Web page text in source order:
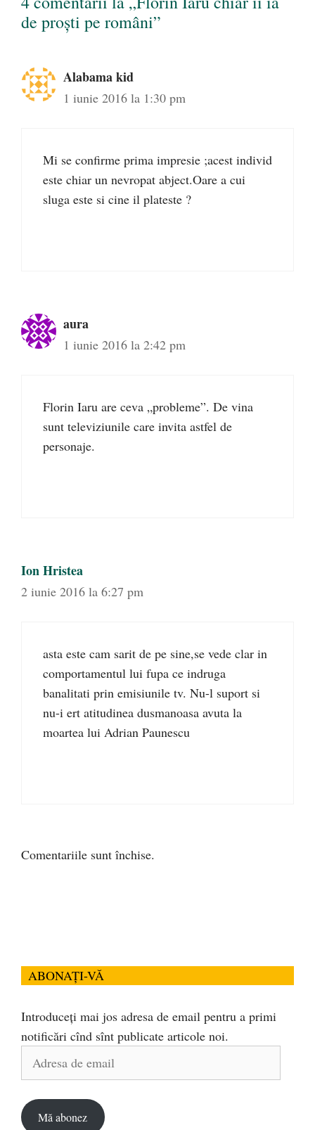
de proști pe români”
Alabama kid
1 iunie 2016 la 1:30 pm
Mi se confirme prima impresie ;acest individ
este chiar un nevropat abject.Oare a cui
sluga este si cine il plateste ?
aura
1 iunie 2016 la 2:42 pm
Florin Iaru are ceva „probleme”. De vina
sunt televiziunile care invita astfel de
personaje.
Ion Hristea
2 iunie 2016 la 6:27 pm
asta este cam sarit de pe sine,se vede clar in
comportamentul lui fupa ce indruga
banalitati prin emisiunile tv. Nu-l suport si
nu-i ert atitudinea dusmanoasa avuta la
moartea lui Adrian Paunescu
Comentariile sunt închise.
ABONAȚI-VĂ
Introduceți mai jos adresa de email pentru a primi
notificări cînd sînt publicate articole noi.
Adresa
Mă abonez